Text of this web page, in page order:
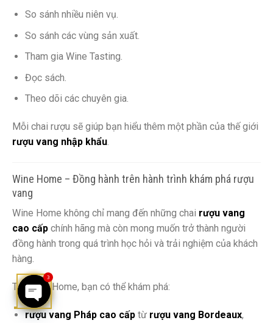
So sánh nhiều niên vụ.
So sánh các vùng sản xuất.
Tham gia Wine Tasting.
Đọc sách.
Theo dõi các chuyên gia.
Mỗi chai rượu sẽ giúp bạn hiểu thêm một phần của thế giới
rượu vang nhập khẩu.
Wine Home – Đồng hành trên hành trình khám phá rượu
vang
Wine Home không chỉ mang đến những chai rượu vang
cao cấp chính hãng mà còn mong muốn trở thành người
đồng hành trong quá trình học hỏi và trải nghiệm của khách
hàng.
Tại Wine Home, bạn có thể khám phá:
rượu vang Pháp cao cấptừ rượu vang Bordeaux,
OPEN
3